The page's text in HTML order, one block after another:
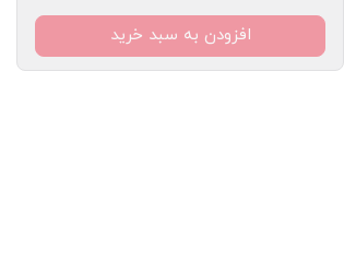
افزودن به سبد خرید